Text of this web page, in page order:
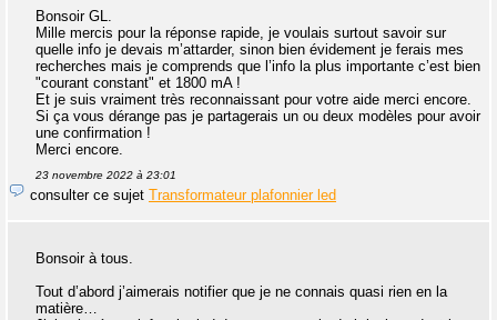
Bonsoir GL.
Mille mercis pour la réponse rapide, je voulais surtout savoir sur
quelle info je devais m’attarder, sinon bien évidement je ferais mes
recherches mais je comprends que l’info la plus importante c’est bien
"courant constant" et 1800 mA !
Et je suis vraiment très reconnaissant pour votre aide merci encore.
Si ça vous dérange pas je partagerais un ou deux modèles pour avoir
une confirmation !
Merci encore.
23 novembre 2022 à 23:01
consulter ce sujet Transformateur plafonnier led
Bonsoir à tous.
Tout d’abord j’aimerais notifier que je ne connais quasi rien en la
matière…